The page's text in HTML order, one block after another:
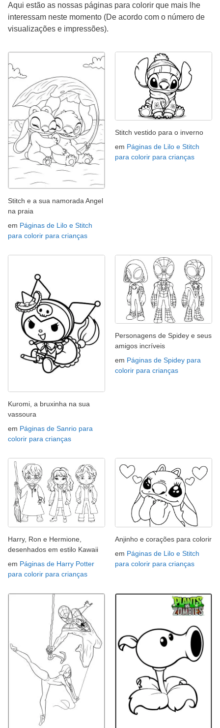
Aqui estão as nossas páginas para colorir que mais lhe
interessam neste momento (De acordo com o número de
visualizações e impressões).
Stitch e a sua namorada Angel
na praia
em Páginas de Lilo e Stitch
para colorir para crianças
Stitch vestido para o inverno
em Páginas de Lilo e Stitch
para colorir para crianças
Kuromi, a bruxinha na sua
vassoura
em Páginas de Sanrio para
colorir para crianças
Personagens de Spidey e seus
amigos incríveis
em Páginas de Spidey para
colorir para crianças
Harry, Ron e Hermione,
desenhados em estilo Kawaii
em Páginas de Harry Potter
para colorir para crianças
Anjinho e corações para colorir
em Páginas de Lilo e Stitch
para colorir para crianças